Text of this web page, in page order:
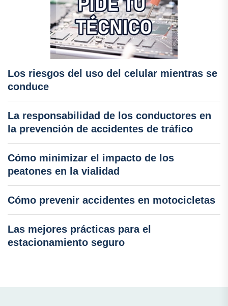
Los riesgos del uso del celular mientras se
conduce
La responsabilidad de los conductores en
la prevención de accidentes de tráfico
Cómo minimizar el impacto de los
peatones en la vialidad
Cómo prevenir accidentes en motocicletas
Las mejores prácticas para el
estacionamiento seguro